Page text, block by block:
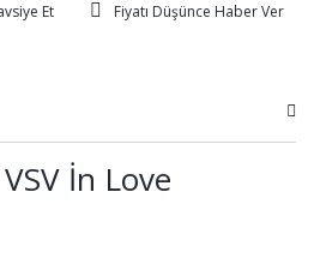
Et
Fiyatı Düşünce Haber Ver
İn Love